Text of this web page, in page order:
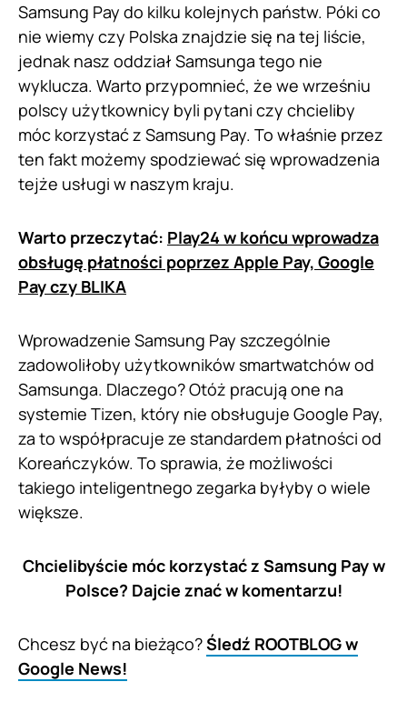
Samsung Pay do kilku kolejnych państw. Póki co
nie wiemy czy Polska znajdzie się na tej liście,
jednak nasz oddział Samsunga tego nie
wyklucza. Warto przypomnieć, że we wrześniu
polscy użytkownicy byli pytani czy chcieliby
móc korzystać z Samsung Pay. To właśnie przez
ten fakt możemy spodziewać się wprowadzenia
tejże usługi w naszym kraju.
Warto przeczytać: Play24 w końcu wprowadza
obsługę płatności poprzez Apple Pay, Google
Pay czy BLIKA
Wprowadzenie Samsung Pay szczególnie
zadowoliłoby użytkowników smartwatchów od
Samsunga. Dlaczego? Otóż pracują one na
systemie Tizen, który nie obsługuje Google Pay,
za to współpracuje ze standardem płatności od
Koreańczyków. To sprawia, że możliwości
takiego inteligentnego zegarka byłyby o wiele
większe.
Chcielibyście móc korzystać z Samsung Pay w
Polsce? Dajcie znać w komentarzu!
Chcesz być na bieżąco?Śledź ROOTBLOG w
Google News!